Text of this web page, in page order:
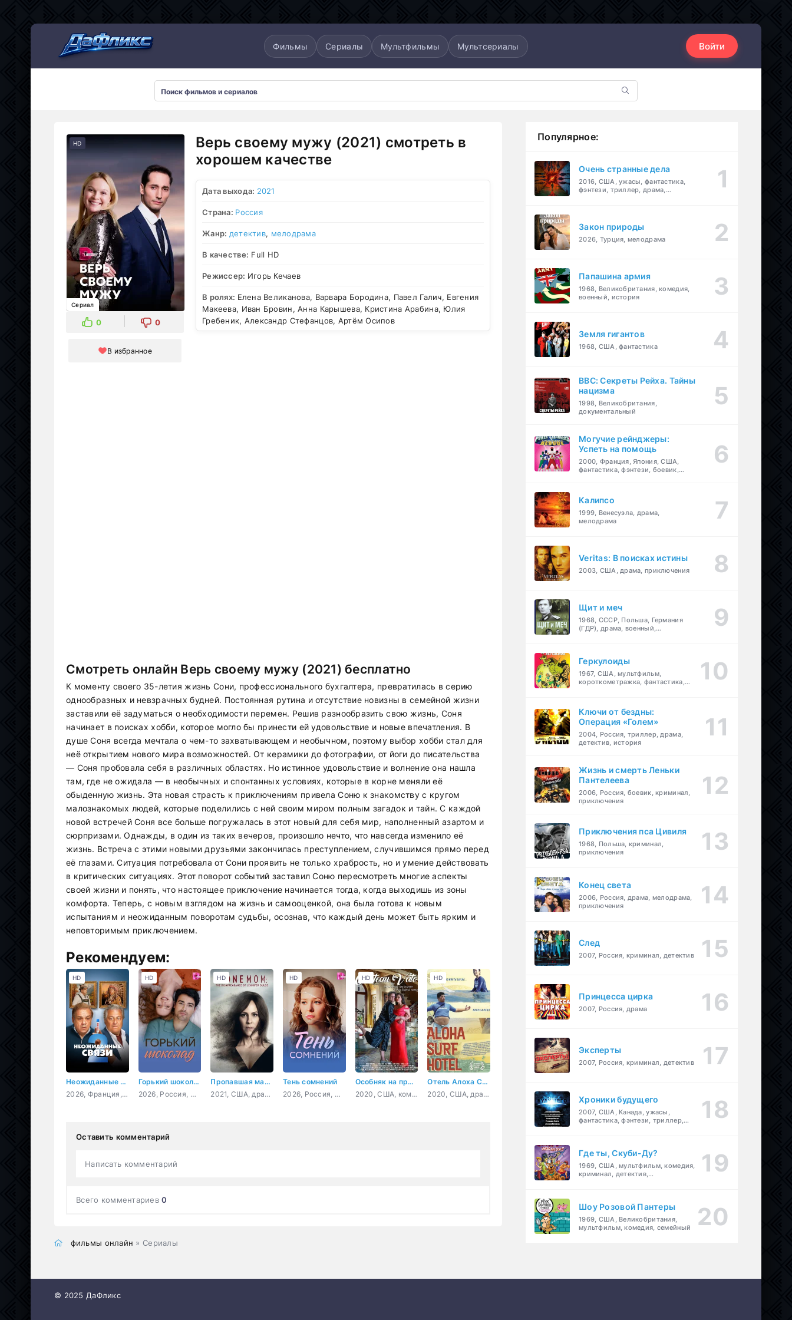
Фильмы Сериалы Мультфильмы Мультсериалы Войти
HD
Сериал
0 0
В избранное
Верь своему мужу (2021) смотреть в
хорошем качестве
Дата выхода: 2021
Страна: Россия
Жанр: детектив, мелодрама
В качестве: Full HD
Режиссер: Игорь Кечаев
В ролях: Елена Великанова, Варвара Бородина, Павел Галич, Евгения
Макеева, Иван Бровин, Анна Карышева, Кристина Арабина, Юлия
Гребеник, Александр Стефанцов, Артём Осипов
Смотреть онлайн Верь своему мужу (2021) бесплатно
К моменту своего 35-летия жизнь Сони, профессионального бухгалтера, превратилась в серию
однообразных и невзрачных будней. Постоянная рутина и отсутствие новизны в семейной жизни
заставили её задуматься о необходимости перемен. Решив разнообразить свою жизнь, Соня
начинает в поисках хобби, которое могло бы принести ей удовольствие и новые впечатления. В
душе Соня всегда мечтала о чем-то захватывающем и необычном, поэтому выбор хобби стал для
неё открытием нового мира возможностей. От керамики до фотографии, от йоги до писательства
— Соня пробовала себя в различных областях. Но истинное удовольствие и волнение она нашла
там, где не ожидала — в необычных и спонтанных условиях, которые в корне меняли её
обыденную жизнь. Эта новая страсть к приключениям привела Соню к знакомству с кругом
малознакомых людей, которые поделились с ней своим миром полным загадок и тайн. С каждой
новой встречей Соня все больше погружалась в этот новый для себя мир, наполненный азартом и
сюрпризами. Однажды, в один из таких вечеров, произошло нечто, что навсегда изменило её
жизнь. Встреча с этими новыми друзьями закончилась преступлением, случившимся прямо перед
её глазами. Ситуация потребовала от Сони проявить не только храбрость, но и умение действовать
в критических ситуациях. Этот поворот событий заставил Соню пересмотреть многие аспекты
своей жизни и понять, что настоящее приключение начинается тогда, когда выходишь из зоны
комфорта. Теперь, с новым взглядом на жизнь и самооценкой, она была готова к новым
испытаниям и неожиданным поворотам судьбы, осознав, что каждый день может быть ярким и
неповторимым приключением.
Рекомендуем:
Неожиданные связи 2
2026, Франция, комедия
HD
Горький шоколад
2026, Россия, мелодрама
HD
Пропавшая мать: Исчезновение Дженнифер Дулос
2021, США, драма, криминал
HD
Тень сомнений
2026, Россия, мелодрама
HD
Особняк на прокат
2020, США, комедия
HD
Отель Алоха Сёрф
2020, США, драма, комедия
HD
Оставить комментарий
Написать комментарий
Всего комментариев0
фильмы онлайн » Сериалы
Популярное:
Очень странные дела
2016, США, ужасы, фантастика,
фэнтези, триллер, драма,
Закон природы
2026, Турция, мелодрама
Папашина армия
1968, Великобритания, комедия,
военный, история
Земля гигантов
1968, США, фантастика
BBC: Секреты Рейха. Тайны
нацизма
1998, Великобритания,
документальный
Могучие рейнджеры:
Успеть на помощь
2000, Франция, Япония, США,
фантастика, фэнтези, боевик,
Калипсо
1999, Венесуэла, драма,
мелодрама
Veritas: В поисках истины
2003, США, драма, приключения
Щит и меч
1968, СССР, Польша, Германия
(ГДР), драма, военный,
Геркулоиды
1967, США, мультфильм,
короткометражка, фантастика,
Ключи от бездны:
Операция «Голем»
2004, Россия, триллер, драма,
детектив, история
Жизнь и смерть Леньки
Пантелеева
2006, Россия, боевик, криминал,
приключения
Приключения пса Цивиля
1968, Польша, криминал,
приключения
Конец света
2006, Россия, драма, мелодрама,
приключения
След
2007, Россия, криминал, детектив
Принцесса цирка
2007, Россия, драма
Эксперты
2007, Россия, криминал, детектив
Хроники будущего
2007, США, Канада, ужасы,
фантастика, фэнтези, триллер,
Где ты, Скуби-Ду?
1969, США, мультфильм, комедия,
криминал, детектив,
Шоу Розовой Пантеры
1969, США, Великобритания,
мультфильм, комедия, семейный
© 2025 ДаФликс
Мультсериалы